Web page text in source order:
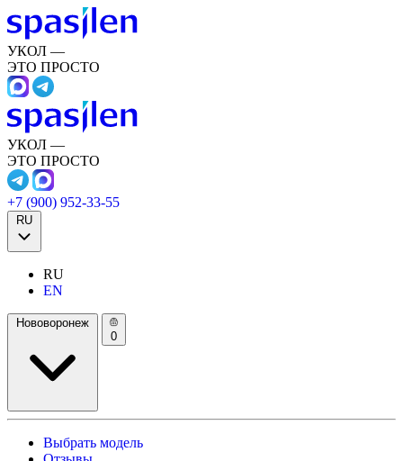
УКОЛ —
ЭТО ПРОСТО
УКОЛ —
ЭТО ПРОСТО
+7 (900) 952-33-55
RU
RU
EN
Нововоронеж
0
Выбрать модель